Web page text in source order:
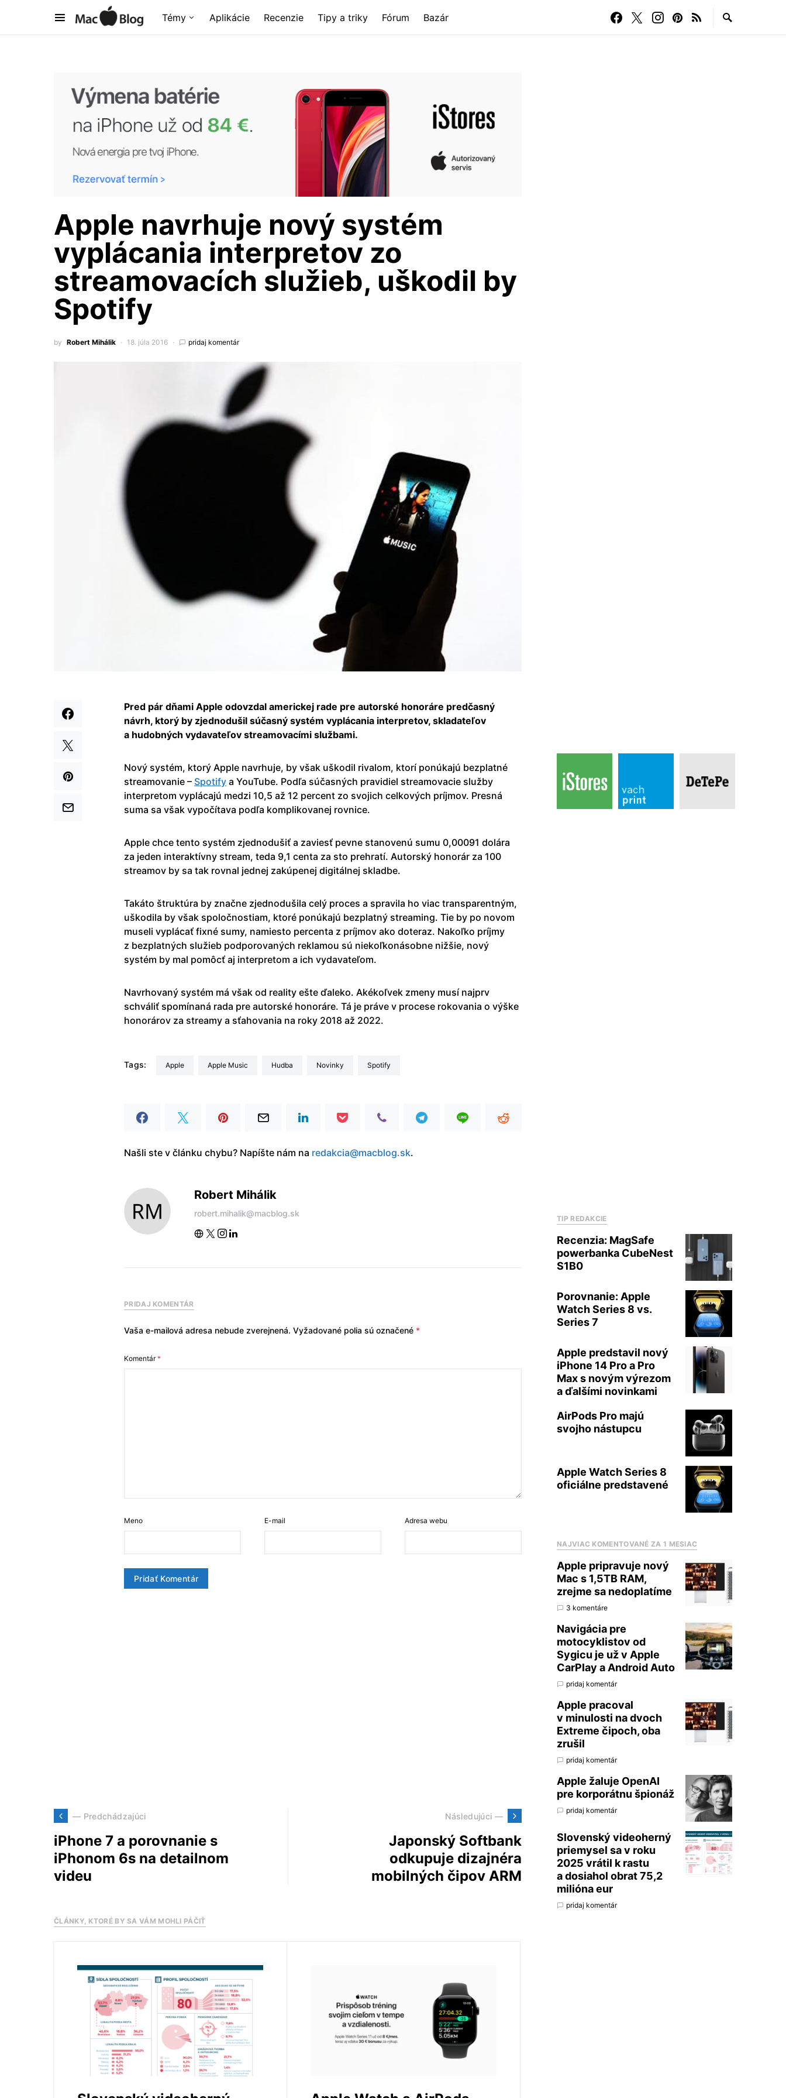
Témy Aplikácie Recenzie Tipy a triky Fórum Bazár
Apple navrhuje nový systém
vyplácania interpretov zo
streamovacích služieb, uškodil by
Spotify
by Robert Mihálik 18. júla 2016 pridaj komentár
Pred pár dňami Apple odovzdal americkej rade pre autorské honoráre predčasný
návrh, ktorý by zjednodušil súčasný systém vyplácania interpretov, skladateľov
a hudobných vydavateľov streamovacími službami.
Nový systém, ktorý Apple navrhuje, by však uškodil rivalom, ktorí ponúkajú bezplatné
streamovanie – Spotify a YouTube. Podľa súčasných pravidiel streamovacie služby
interpretom vyplácajú medzi 10,5 až 12 percent zo svojich celkových príjmov. Presná
suma sa však vypočítava podľa komplikovanej rovnice.
Apple chce tento systém zjednodušiť a zaviesť pevne stanovenú sumu 0,00091 dolára
za jeden interaktívny stream, teda 9,1 centa za sto prehratí. Autorský honorár za 100
streamov by sa tak rovnal jednej zakúpenej digitálnej skladbe.
Takáto štruktúra by značne zjednodušila celý proces a spravila ho viac transparentným,
uškodila by však spoločnostiam, ktoré ponúkajú bezplatný streaming. Tie by po novom
museli vyplácať fixné sumy, namiesto percenta z príjmov ako doteraz. Nakoľko príjmy
z bezplatných služieb podporovaných reklamou sú niekoľkonásobne nižšie, nový
systém by mal pomôcť aj interpretom a ich vydavateľom.
Navrhovaný systém má však od reality ešte ďaleko. Akékoľvek zmeny musí najprv
schváliť spomínaná rada pre autorské honoráre. Tá je práve v procese rokovania o výške
honorárov za streamy a sťahovania na roky 2018 až 2022.
Tags: Apple Apple Music hudba Novinky Spotify
Našli ste v článku chybu? Napíšte nám na redakcia@macblog.sk.
Robert Mihálik
robert.mihalik@macblog.sk
PRIDAJ KOMENTÁR
Vaša e-mailová adresa nebude zverejnená. Vyžadované polia sú označené *
Komentár*
Meno E-mail Adresa webu
— Predchádzajúci
iPhone 7 a porovnanie s
iPhonom 6s na detailnom
videu
Následujúci —
Japonský Softbank
odkupuje dizajnéra
mobilných čipov ARM
ČLÁNKY, KTORÉ BY SA VÁM MOHLI PÁČIŤ
TIP REDAKCIE
Recenzia: MagSafe
powerbanka CubeNest
S1B0
Porovnanie: Apple
Watch Series 8 vs.
Series 7
Apple predstavil nový
iPhone 14 Pro a Pro
Max s novým výrezom
a ďalšími novinkami
AirPods Pro majú
svojho nástupcu
Apple Watch Series 8
oficiálne predstavené
NAJVIAC KOMENTOVANÉ ZA 1 MESIAC
Apple pripravuje nový
Mac s 1,5TB RAM,
zrejme sa nedoplatíme
3 komentáre
Navigácia pre
motocyklistov od
Sygicu je už v Apple
CarPlay a Android Auto
pridaj komentár
Apple pracoval
v minulosti na dvoch
Extreme čipoch, oba
zrušil
pridaj komentár
Apple žaluje OpenAI
pre korporátnu špionáž
pridaj komentár
Slovenský videoherný
priemysel sa v roku
2025 vrátil k rastu
a dosiahol obrat 75,2
milióna eur
pridaj komentár